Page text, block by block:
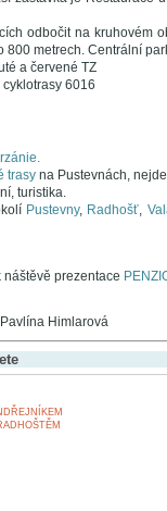
odbočit na kruhovém
800 metrech. Centrální
a červené TZ
6016
trasy na Pustevnách,
turistika.
Pustevny, Radhošť,
náštěvě prezentace
Himlarová